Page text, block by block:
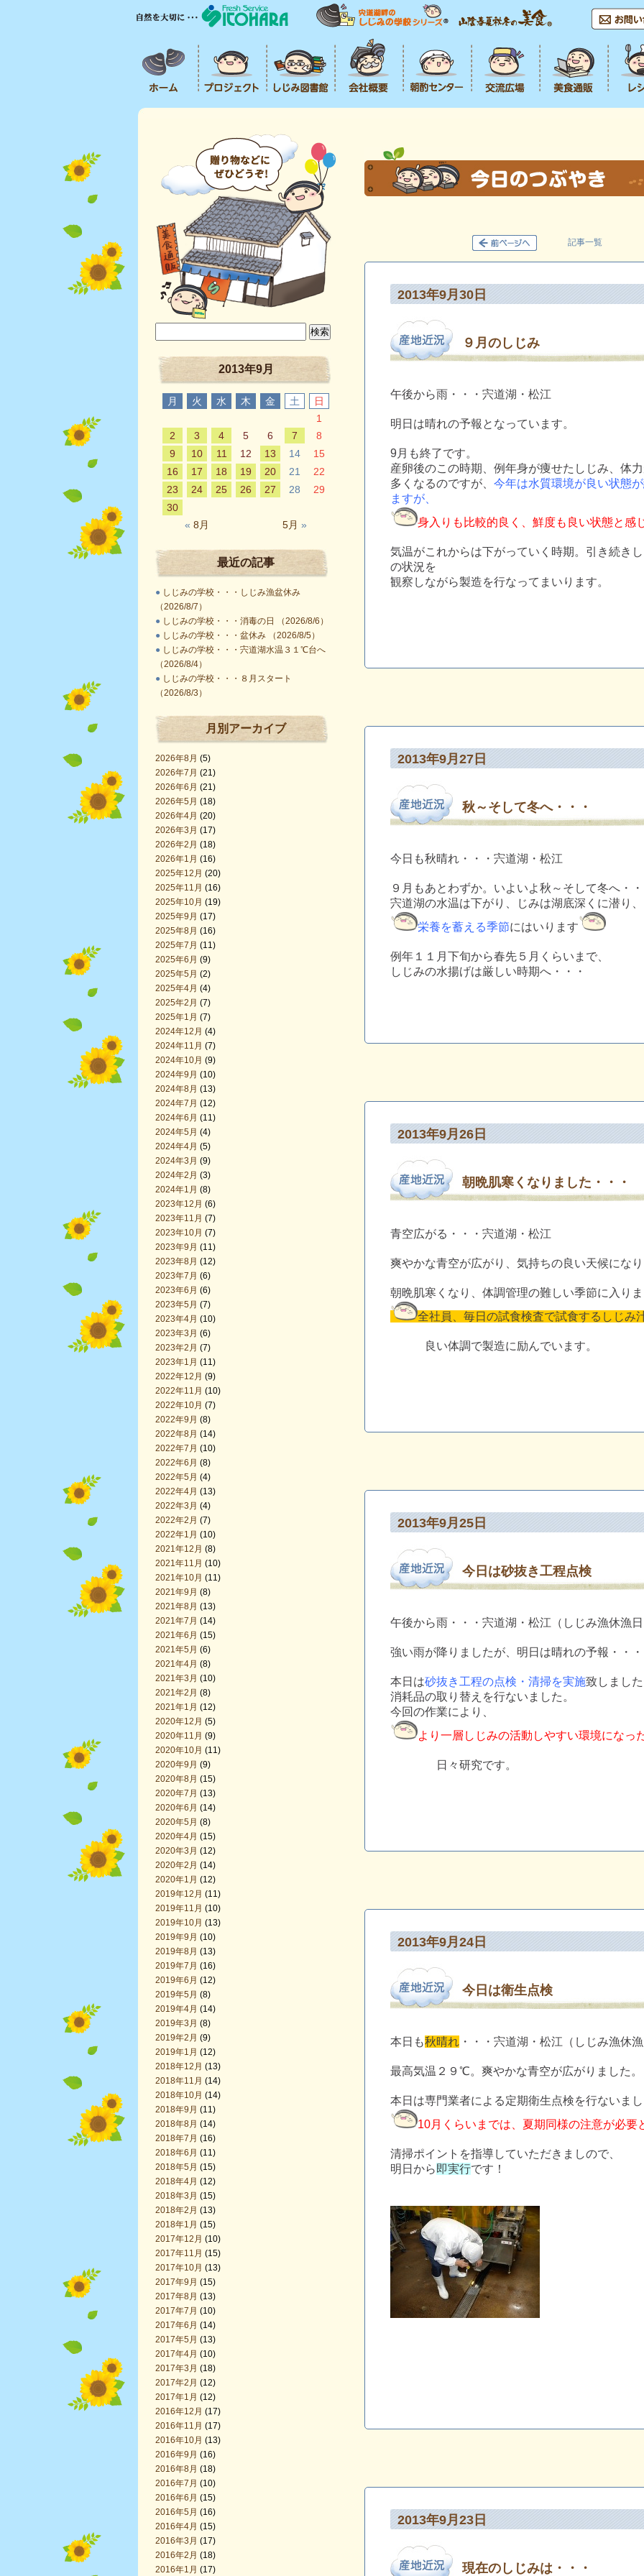
2013年9月
月 火 水 木 金 土 日
« 8月 5月 »
1
2
3 4 5 6 7
8
9
10 11 12 13 14
15
16
17 18 19 20 21
22
23
24 25 26 27 28
29
30
最近の記事
● しじみの学校・・・しじみ漁盆休み
（2026/8/7）
● しじみの学校・・・消毒の日 （2026/8/6）
● しじみの学校・・・盆休み （2026/8/5）
● しじみの学校・・・宍道湖水温３１℃台へ
（2026/8/4）
● しじみの学校・・・８月スタート
（2026/8/3）
月別アーカイブ
2026年8月 (5)
2026年7月 (21)
2026年6月 (21)
2026年5月 (18)
2026年4月 (20)
2026年3月 (17)
2026年2月 (18)
2026年1月 (16)
2025年12月 (20)
2025年11月 (16)
2025年10月 (19)
2025年9月 (17)
2025年8月 (16)
2025年7月 (11)
2025年6月 (9)
2025年5月 (2)
2025年4月 (4)
2025年2月 (7)
2025年1月 (7)
2024年12月 (4)
2024年11月 (7)
2024年10月 (9)
2024年9月 (10)
2024年8月 (13)
2024年7月 (12)
2024年6月 (11)
2024年5月 (4)
2024年4月 (5)
2024年3月 (9)
2024年2月 (3)
2024年1月 (8)
2023年12月 (6)
2023年11月 (7)
2023年10月 (7)
2023年9月 (11)
2023年8月 (12)
2023年7月 (6)
2023年6月 (6)
2023年5月 (7)
2023年4月 (10)
2023年3月 (6)
2023年2月 (7)
2023年1月 (11)
2022年12月 (9)
2022年11月 (10)
2022年10月 (7)
2022年9月 (8)
2022年8月 (14)
2022年7月 (10)
2022年6月 (8)
2022年5月 (4)
2022年4月 (13)
2022年3月 (4)
2022年2月 (7)
2022年1月 (10)
2021年12月 (8)
2021年11月 (10)
2021年10月 (11)
2021年9月 (8)
2021年8月 (13)
2021年7月 (14)
2021年6月 (15)
2021年5月 (6)
2021年4月 (8)
2021年3月 (10)
2021年2月 (8)
2021年1月 (12)
2020年12月 (5)
2020年11月 (9)
2020年10月 (11)
2020年9月 (9)
2020年8月 (15)
2020年7月 (13)
2020年6月 (14)
2020年5月 (8)
2020年4月 (15)
2020年3月 (12)
2020年2月 (14)
2020年1月 (12)
2019年12月 (11)
2019年11月 (10)
2019年10月 (13)
2019年9月 (10)
2019年8月 (13)
2019年7月 (16)
2019年6月 (12)
2019年5月 (8)
2019年4月 (14)
2019年3月 (8)
2019年2月 (9)
2019年1月 (12)
2018年12月 (13)
2018年11月 (14)
2018年10月 (14)
2018年9月 (11)
2018年8月 (14)
2018年7月 (16)
2018年6月 (11)
2018年5月 (15)
2018年4月 (12)
2018年3月 (15)
2018年2月 (13)
2018年1月 (15)
2017年12月 (10)
2017年11月 (15)
2017年10月 (13)
2017年9月 (15)
2017年8月 (13)
2017年7月 (10)
2017年6月 (14)
2017年5月 (13)
2017年4月 (10)
2017年3月 (18)
2017年2月 (12)
2017年1月 (12)
2016年12月 (17)
2016年11月 (17)
2016年10月 (13)
2016年9月 (16)
2016年8月 (18)
2016年7月 (10)
2016年6月 (15)
2016年5月 (16)
2016年4月 (15)
2016年3月 (17)
2016年2月 (18)
2016年1月 (17)
記事一覧
2013年9月30日
９月のしじみ
午後から雨・・・宍道湖・松江
明日は晴れの予報となっています。
9月も終了です。
産卵後のこの時期、例年身が痩せたしじみ、体
多くなるのですが
今年は水質環境が良い状態
ますが、
身入りも比較的良く、鮮度も良い状態と感
気温がこれからは下がっていく時期。引き続き
の状況を
観察しながら製造を行なってまいります。
2013年9月27日
秋～そして冬へ・・・
今日も秋晴れ・・・宍道湖・松江
９月もあとわずか。いよいよ秋～そして冬へ・
宍道湖の水温は下がり、じみは湖底深くに潜り、
栄養を蓄える季節にはいります
例年１１月下旬から春先５月くらいまで、
しじみの水揚げは厳しい時期へ・・・
2013年9月26日
朝晩肌寒くなりました・・・
青空広がる・・・宍道湖・松江
爽やかな青空が広がり、気持ちの良い天候にな
朝晩肌寒くなり、体調管理の難しい季節に入り
全社員、毎日の試食検査で試食するしじみ
良い体調で製造に励んでいます。
2013年9月25日
今日は砂抜き工程点検
午後から雨・・・宍道湖・松江（しじみ漁休漁
強い雨が降りましたが、明日は晴れの予報・・・
本日は砂抜き工程の点検・清掃を実施致しまし
消耗品の取り替えを行ないました。
今回の作業により、
より一層しじみの活動しやすい環境になっ
日々研究です。
2013年9月24日
今日は衛生点検
本日も秋晴れ ・・・宍道湖・松江（しじみ漁休
最高気温２９℃。爽やかな青空が広がりました。
本日は専門業者による定期衛生点検を行ないま
10月くらいまでは、夏期同様の注意が必要
清掃ポイントを指導していただきましので、
明日から 即実行です！
2013年9月23日
現在のしじみは・・・